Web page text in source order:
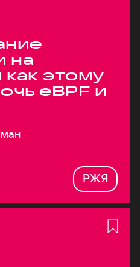
на
как этому
eBPF и
РЖЯ